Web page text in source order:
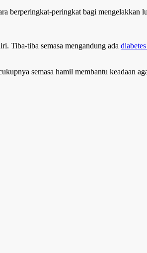
berperingkat-peringkat bagi mengelakkan
Tiba-tiba semasa mengandung ada
semasa hamil membantu keadaan